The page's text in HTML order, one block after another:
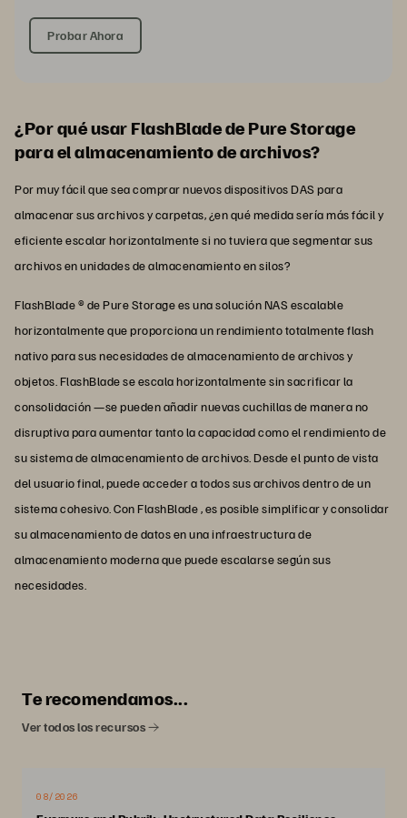
Probar Ahora
¿Por qué usar FlashBlade de Pure Storage
para el almacenamiento de archivos?
Por muy fácil que sea comprar nuevos dispositivos DAS para
almacenar sus archivos y carpetas, ¿en qué medida sería más fácil y
eficiente escalar horizontalmente si no tuviera que segmentar sus
archivos en unidades de almacenamiento en silos?
FlashBlade ® de Pure Storage es una solución NAS escalable
horizontalmente que proporciona un rendimiento totalmente flash
nativo para sus necesidades de almacenamiento de archivos y
objetos. FlashBlade se escala horizontalmente sin sacrificar la
consolidación —se pueden añadir nuevas cuchillas de manera no
disruptiva para aumentar tanto la capacidad como el rendimiento de
su sistema de almacenamiento de archivos. Desde el punto de vista
del usuario final, puede acceder a todos sus archivos dentro de un
sistema cohesivo. Con FlashBlade , es posible simplificar y consolidar
su almacenamiento de datos en una infraestructura de
almacenamiento moderna que puede escalarse según sus
necesidades.
Te recomendamos...
Ver todos los recursos
08/2026